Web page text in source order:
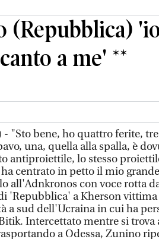
(Repubblica)
a me' **
- "Sto bene, ho quattro ferite,
una, quella alla spalla, è
antiproiettile, lo stesso
centrato in petto il mio
all'Adnkronos con voce rotta
'Repubblica' a Kherson
a sud dell'Ucraina in cui ha
Intercettato mentre si trova
a Odessa, Zunino